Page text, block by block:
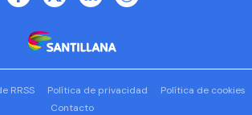
RRSS Política de privacidad
Política de cookies
Contacto